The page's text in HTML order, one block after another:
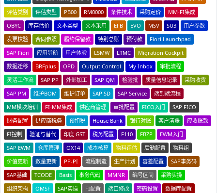
评估类别
评估类型 PB00 RM0000 条件技术 采购定价
MM-FI集成
OBYC
库存估价 文本类型 文本采用 EFB EVO MSV SU3
用户参数
发票校验
合同参照 履约保留款 特别总账 预付款
Fiori Launchpad
SAP Fiori
应用导航 用户体验 LSMW LTMC
Migration Cockpit
数据迁移
BRFplus OPD Output Control My Inbox
审批流程
灵活工作流
SAP PP 外部加工 SAP QM 检验批 质量信息记录
采购收货
SAP PM
维护BOM 维护订单 SAP SD SAP Service
端到端流程
MM模块培训
FI-MM集成 供应商管理 审批配置 FICO入门
SAP FICO
财务配置
供应商税务 预扣税 House Bank 银行对账 客户清账
应收账款
FI控制
验证与替代 印度 GST 税务配置 F110 FBZP
EWM入门
SAP EWM
仓库管理 OX14 成本核算 物料评估 后勤配置
物料组
价值更新
数量更新 PP-PI 流程制造 生产计划 容差配置
SAP事务码
SAP基础
TCODE Basis 事务代码 MMNR 编号区间
采购实操
组织架构
OMSF SAP实操 FI配置 端口修改 密码设置
数据库配置